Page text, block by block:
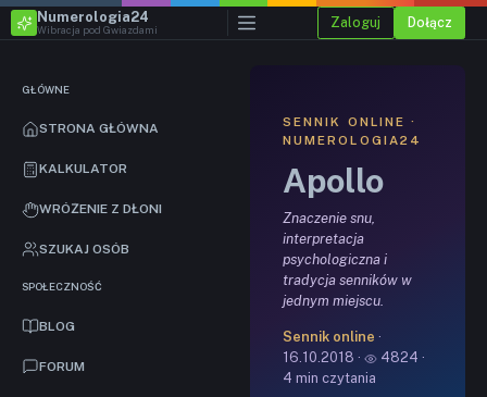
GŁÓWNE
STRONA GŁÓWNA
KALKULATOR
WRÓŻENIE Z DŁONI
SZUKAJ OSÓB
SPOŁECZNOŚĆ
BLOG
FORUM
Numerologia24
Wibracja pod Gwiazdami Zaloguj Dołącz
SENNIK ONLINE ·
NUMEROLOGIA24
Apollo
Znaczenie snu,
interpretacja
psychologiczna i
tradycja senników w
jednym miejscu.
Sennik online ·
16.10.2018 ·
4824 ·
4 min czytania